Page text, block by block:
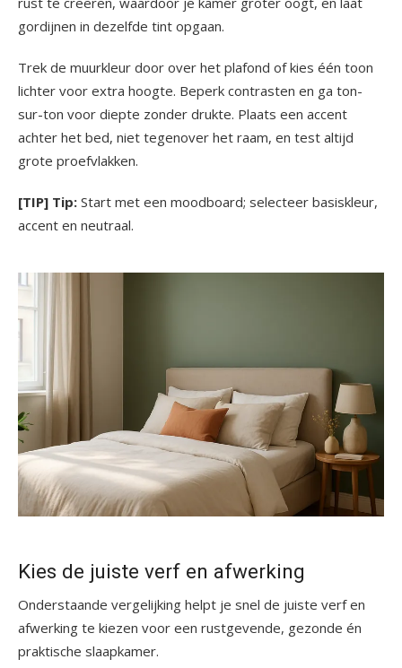
gordijnen in dezelfde tint opgaan.
Trek de muurkleur door over het plafond of kies één toon
lichter voor extra hoogte. Beperk contrasten en ga ton-
sur-ton voor diepte zonder drukte. Plaats een accent
achter het bed, niet tegenover het raam, en test altijd
grote proefvlakken.
[TIP] Tip: Start met een moodboard; selecteer basiskleur,
accent en neutraal.
Kies de juiste verf en afwerking
Onderstaande vergelijking helpt je snel de juiste verf en
afwerking te kiezen voor een rustgevende, gezonde én
praktische slaapkamer.